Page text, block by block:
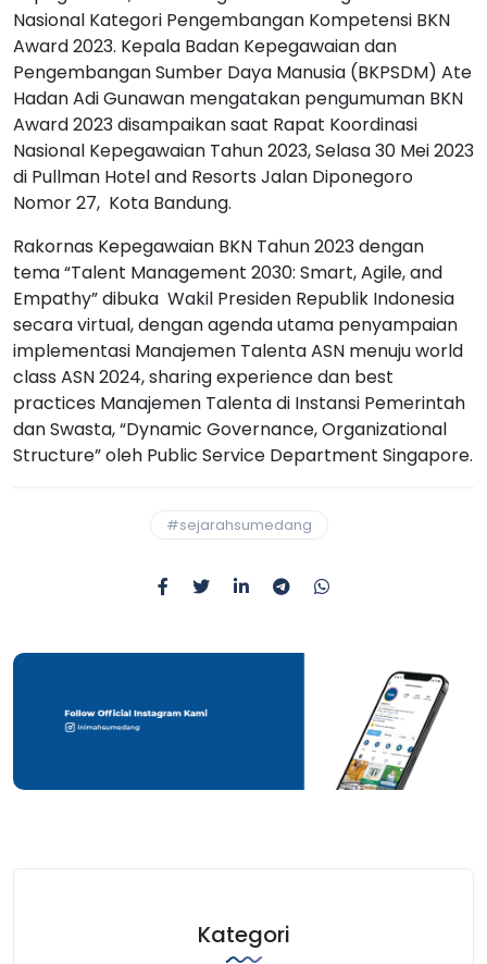
Nasional Kategori Pengembangan Kompetensi BKN
Award 2023. Kepala Badan Kepegawaian dan
Pengembangan Sumber Daya Manusia (BKPSDM) Ate
Hadan Adi Gunawan mengatakan pengumuman BKN
Award 2023 disampaikan saat Rapat Koordinasi
Nasional Kepegawaian Tahun 2023, Selasa 30 Mei 2023
di Pullman Hotel and Resorts Jalan Diponegoro
Nomor 27, Kota Bandung.
Rakornas Kepegawaian BKN Tahun 2023 dengan
tema “Talent Management 2030: Smart, Agile, and
Empathy” dibuka Wakil Presiden Republik Indonesia
secara virtual, dengan agenda utama penyampaian
implementasi Manajemen Talenta ASN menuju world
class ASN 2024, sharing experience dan best
practices Manajemen Talenta di Instansi Pemerintah
dan Swasta, “Dynamic Governance, Organizational
Structure” oleh Public Service Department Singapore.
#sejarahsumedang
Kategori